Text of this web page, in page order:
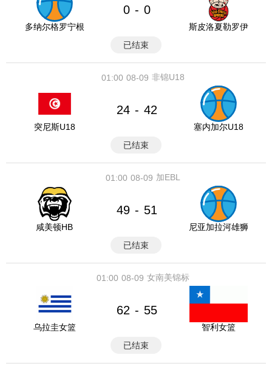
多纳尔格罗宁根
0 - 0
斯皮洛夏勒罗伊
已结束
08-09
01:00 非锦U18
突尼斯U18
24 - 42
塞内加尔U18
已结束
08-09
01:00 加EBL
咸美顿HB
49 - 51
尼亚加拉河雄狮
已结束
08-09
01:00 女南美锦标
乌拉圭女篮
62 - 55
智利女篮
已结束